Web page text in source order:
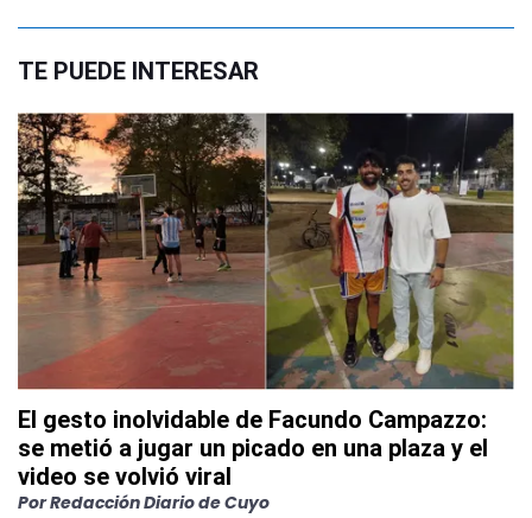
TE PUEDE INTERESAR
El gesto inolvidable de Facundo Campazzo:
se metió a jugar un picado en una plaza y el
video se volvió viral
PorRedacción Diario de Cuyo